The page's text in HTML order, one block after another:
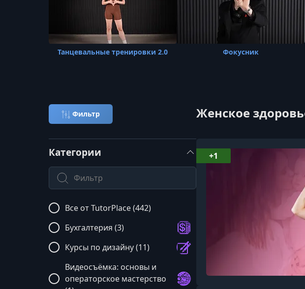
Танцевальные тренировки 2.0 Фокусник
Фильтр Женское
Категории
Поиск по категории
Все от TutorPlace (442)
Бухгалтерия (3)
Курсы по дизайну (11)
Видеосъёмка: основы и
операторское мастерство
+1